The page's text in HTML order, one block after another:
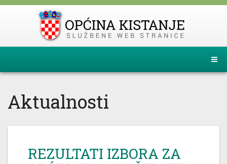
Aktualnosti
REZULTATI IZBORA ZA